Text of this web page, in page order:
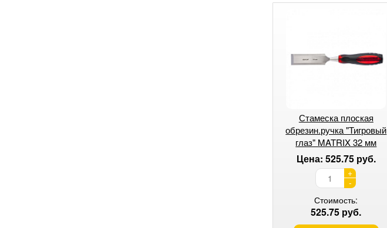
Стамеска плоская
обрезин.ручка "Тигровый
глаз" MATRIX 32 мм
Цена: 525.75 руб.
+
-
Стоимость:
525.75 руб.